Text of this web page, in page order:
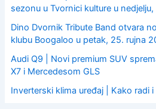
sezonu u Tvornici kulture u
Dino Dvornik Tribute Band otvara
klubu Boogaloo u petak, 25. rujna
Audi Q9 | Novi premium SUV
X7 i Mercedesom GLS
Inverterski klima uređaj | Kako radi i